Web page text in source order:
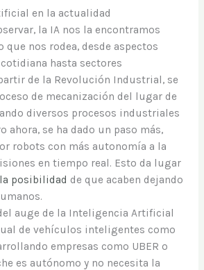
en la actualidad
la IA nos la encontramos
que nos rodea, desde aspectos
hasta sectores
de la Revolución Industrial, se
de mecanización del lugar de
diversos procesos industriales
ahora, se ha dado un paso más,
robots con más autonomía a la
en tiempo real. Esto da lugar
la posibilidad de que acaben dejando
auge de la Inteligencia Artificial
de vehículos inteligentes como
empresas como UBER o
es autónomo y no necesita la